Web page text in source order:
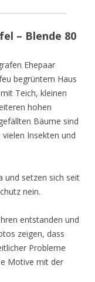
– Blende 80
Ehepaar
begrüntem Haus
Teich, kleinen
hohen
Bäume sind
Insekten und
und setzen sich seit
nein.
entstanden und
zeigen, dass
Probleme
Motive mit der